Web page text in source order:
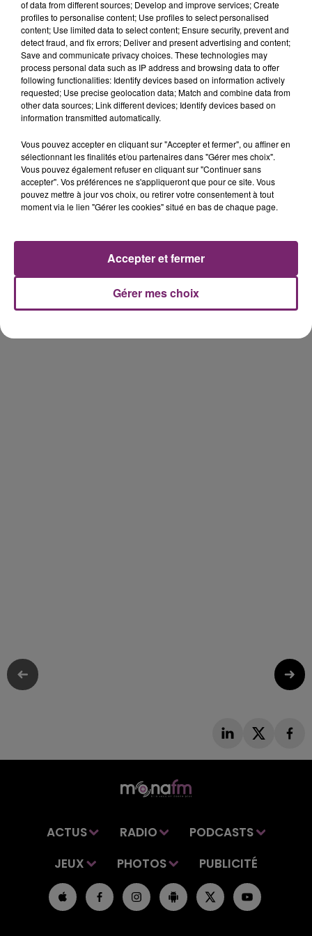
solidaire.
Pour en parler avec nous sur Mona FM, Laurent
Vergult - Président de l'association des Bricos du cœur
(c'est lui qui a eu l'idée de créer ce festival).
Envie d'en savoir plus ou réserver vos places : Rendez-
vous sur le sitefestival.bricosducoeur.org.
ACTUS RADIO
PODCASTS
JEUX
PHOTOS PUBLICITÉ
of data from different sources; Develop and improve services; Create
profiles to personalise content; Use profiles to select personalised
content; Use limited data to select content; Ensure security, prevent and
detect fraud, and fix errors; Deliver and present advertising and content;
Save and communicate privacy choices. These technologies may
process personal data such as IP address and browsing data to offer
following functionalities: Identify devices based on information actively
requested; Use precise geolocation data; Match and combine data from
other data sources; Link different devices; Identify devices based on
information transmitted automatically.
Vous pouvez accepter en cliquant sur "Accepter et fermer", ou affiner en
sélectionnant les finalités et/ou partenaires dans "Gérer mes choix".
Vous pouvez également refuser en cliquant sur "Continuer sans
accepter". Vos préférences ne s'appliqueront que pour ce site. Vous
pouvez mettre à jour vos choix, ou retirer votre consentement à tout
moment via le lien "Gérer les cookies" situé en bas de chaque page.
Gérer mes choix
Accepter et fermer